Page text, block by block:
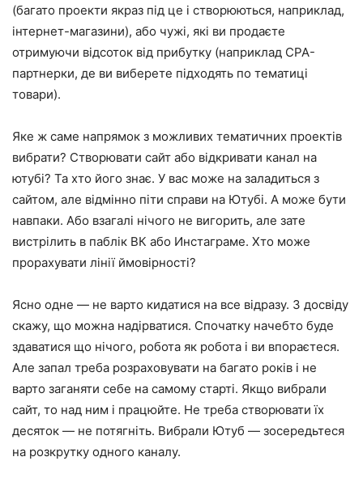
(багато проекти якраз під це і створюються, наприклад,
інтернет-магазини), або чужі, які ви продаєте
отримуючи відсоток від прибутку (наприклад CPA-
партнерки, де ви виберете підходять по тематиці
товари).
Яке ж саме напрямок з можливих тематичних проектів
вибрати? Створювати сайт або відкривати канал на
ютубі? Та хто його знає. У вас може на заладиться з
сайтом, але відмінно піти справи на Ютубі. А може бути
навпаки. Або взагалі нічого не вигорить, але зате
вистрілить в паблік ВК або Инстаграме. Хто може
прорахувати лінії ймовірності?
Ясно одне — не варто кидатися на все відразу. З досвіду
скажу, що можна надірватися. Спочатку начебто буде
здаватися що нічого, робота як робота і ви впораєтеся.
Але запал треба розраховувати на багато років і не
варто заганяти себе на самому старті. Якщо вибрали
сайт, то над ним і працюйте. Не треба створювати їх
десяток — не потягніть. Вибрали Ютуб — зосередьтеся
на розкрутку одного каналу.